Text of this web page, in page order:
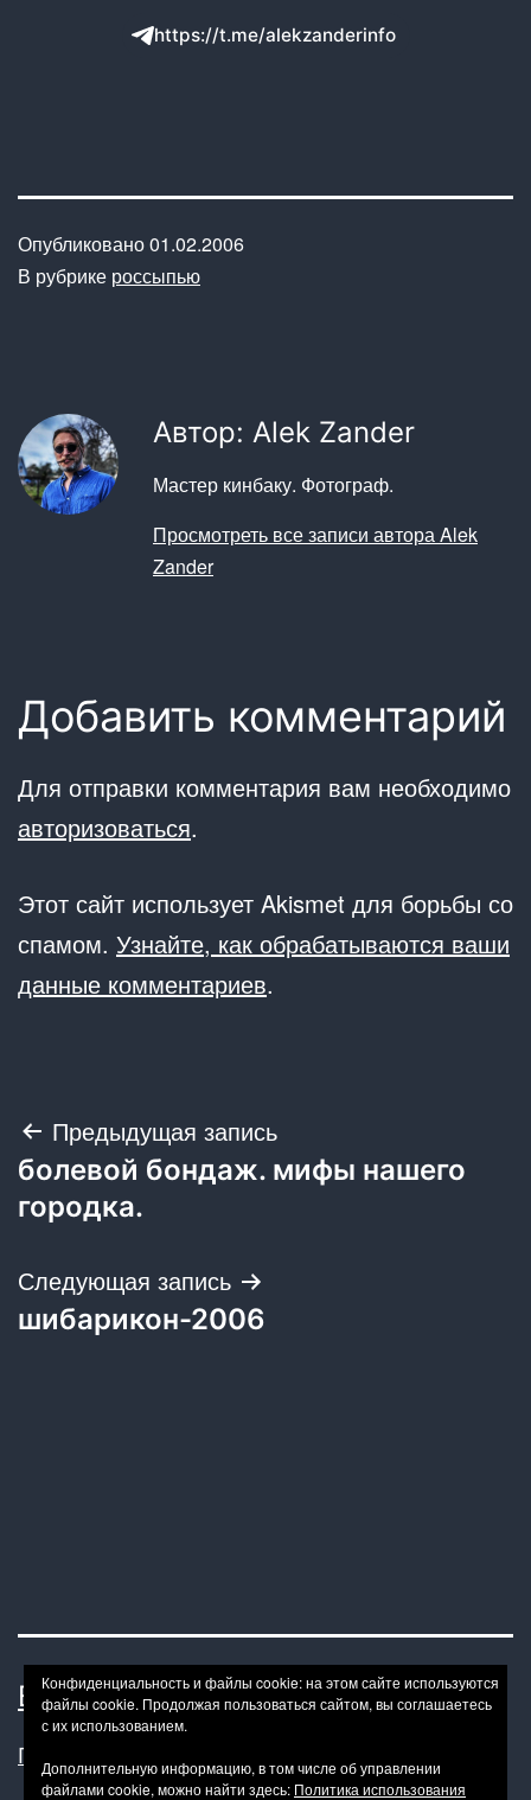
https://t.me/alekzanderinfo
Опубликовано01.02.2006
В рубрике россыпью
Автор: Alek Zander
Мастер кинбаку. Фотограф.
Просмотреть все записи автора Alek
Zander
Добавить комментарий
Для отправки комментария вам необходимо
авторизоваться.
Этот сайт использует Akismet для борьбы со
спамом. Узнайте, как обрабатываются ваши
данные комментариев.
Навигация
по
Предыдущая запись
болевой бондаж. мифы нашего
городка.
Следующая запись
шибарикон-2006
BONDAGE BDSM-HOWTO
Политика конфиденциальности
Конфиденциальность и файлы cookie: на этом сайте используются
файлы cookie. Продолжая пользоваться сайтом, вы соглашаетесь
с их использованием.
Дополнительную информацию, в том числе об управлении
файлами cookie, можно найти здесь: Политика использования